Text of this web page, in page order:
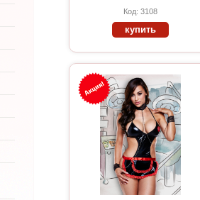
Код: 3108
купить